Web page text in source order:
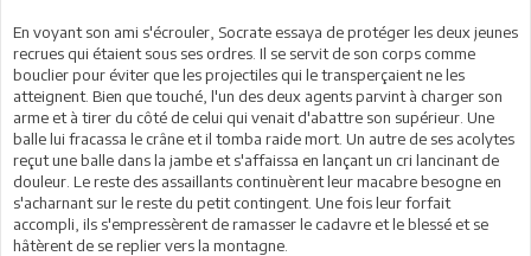
En voyant son ami s'écrouler, Socrate essaya de protéger les deux jeunes
recrues qui étaient sous ses ordres. Il se servit de son corps comme
bouclier pour éviter que les projectiles qui le transperçaient ne les
atteignent. Bien que touché, l'un des deux agents parvint à charger son
arme et à tirer du côté de celui qui venait d'abattre son supérieur. Une
balle lui fracassa le crâne et il tomba raide mort. Un autre de ses acolytes
reçut une balle dans la jambe et s'affaissa en lançant un cri lancinant de
douleur. Le reste des assaillants continuèrent leur macabre besogne en
s'acharnant sur le reste du petit contingent. Une fois leur forfait
accompli, ils s'empressèrent de ramasser le cadavre et le blessé et se
hâtèrent de se replier vers la montagne.